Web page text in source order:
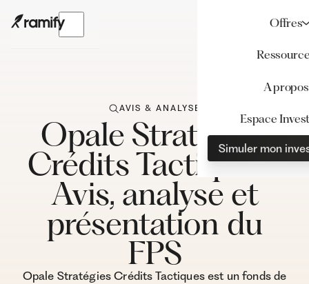
Offres
A propos
Espace
Simuler mon
AVIS & ANALYSE
Opale Stratégies
Crédits Tactiques :
Avis, analyse et
présentation du
FPS
Opale Stratégies Crédits Tactiques est un fonds de